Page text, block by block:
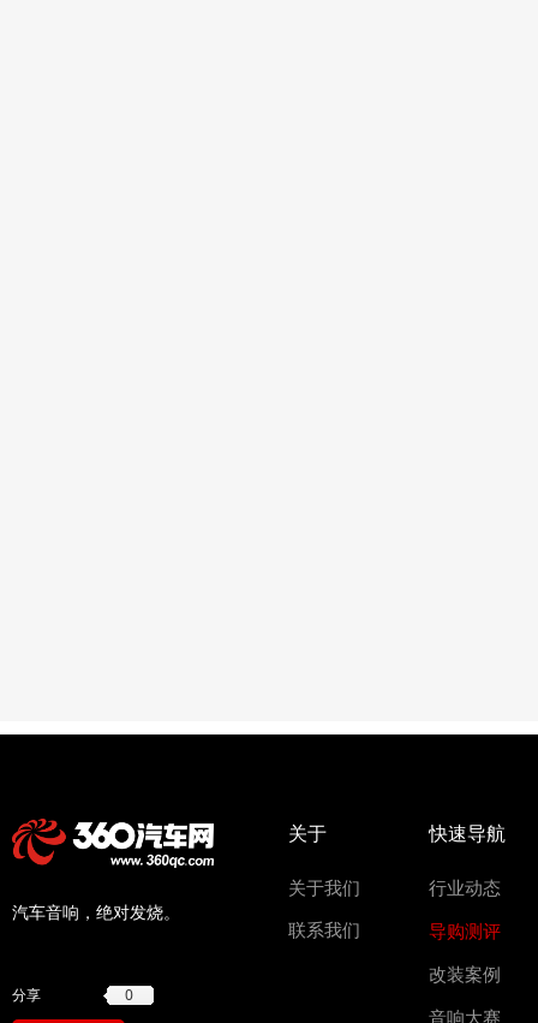
汽车音响，绝对发烧。
分享 0
关于
关于我们
联系我们
快速导航
行业动态
导购测评
改装案例
音响大赛